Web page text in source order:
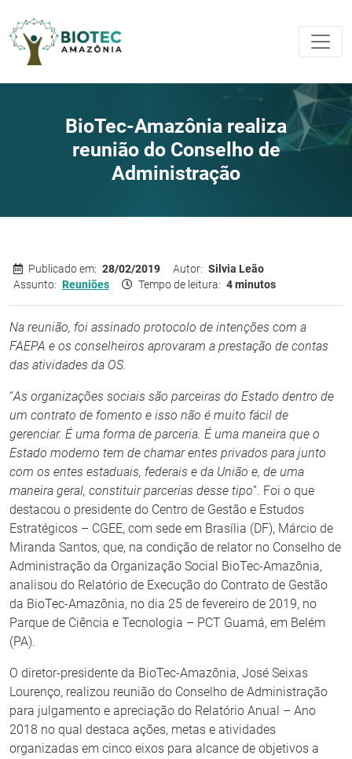
BioTec-Amazônia realiza
reunião do Conselho de
Administração
Publicado em: 28/02/2019 Autor: Silvia Leão
Assunto: Reuniões Tempo de leitura: 4 minutos
Na reunião, foi assinado protocolo de intenções com a
FAEPA e os conselheiros aprovaram a prestação de contas
das atividades da OS.
“As organizações sociais são parceiras do Estado dentro de
um contrato de fomento e isso não é muito fácil de
gerenciar. É uma forma de parceria. É uma maneira que o
Estado moderno tem de chamar entes privados para junto
com os entes estaduais, federais e da União e, de uma
maneira geral, constituir parcerias desse tipo”. Foi o que
destacou o presidente do Centro de Gestão e Estudos
Estratégicos – CGEE, com sede em Brasília (DF), Márcio de
Miranda Santos, que, na condição de relator no Conselho de
Administração da Organização Social BioTec-Amazônia,
analisou do Relatório de Execução do Contrato de Gestão
da BioTec-Amazônia, no dia 25 de fevereiro de 2019, no
Parque de Ciência e Tecnologia – PCT Guamá, em Belém
(PA).
O diretor-presidente da BioTec-Amazônia, José Seixas
Lourenço, realizou reunião do Conselho de Administração
para julgamento e apreciação do Relatório Anual – Ano
2018 no qual destaca ações, metas e atividades
organizadas em cinco eixos para alcance de objetivos a